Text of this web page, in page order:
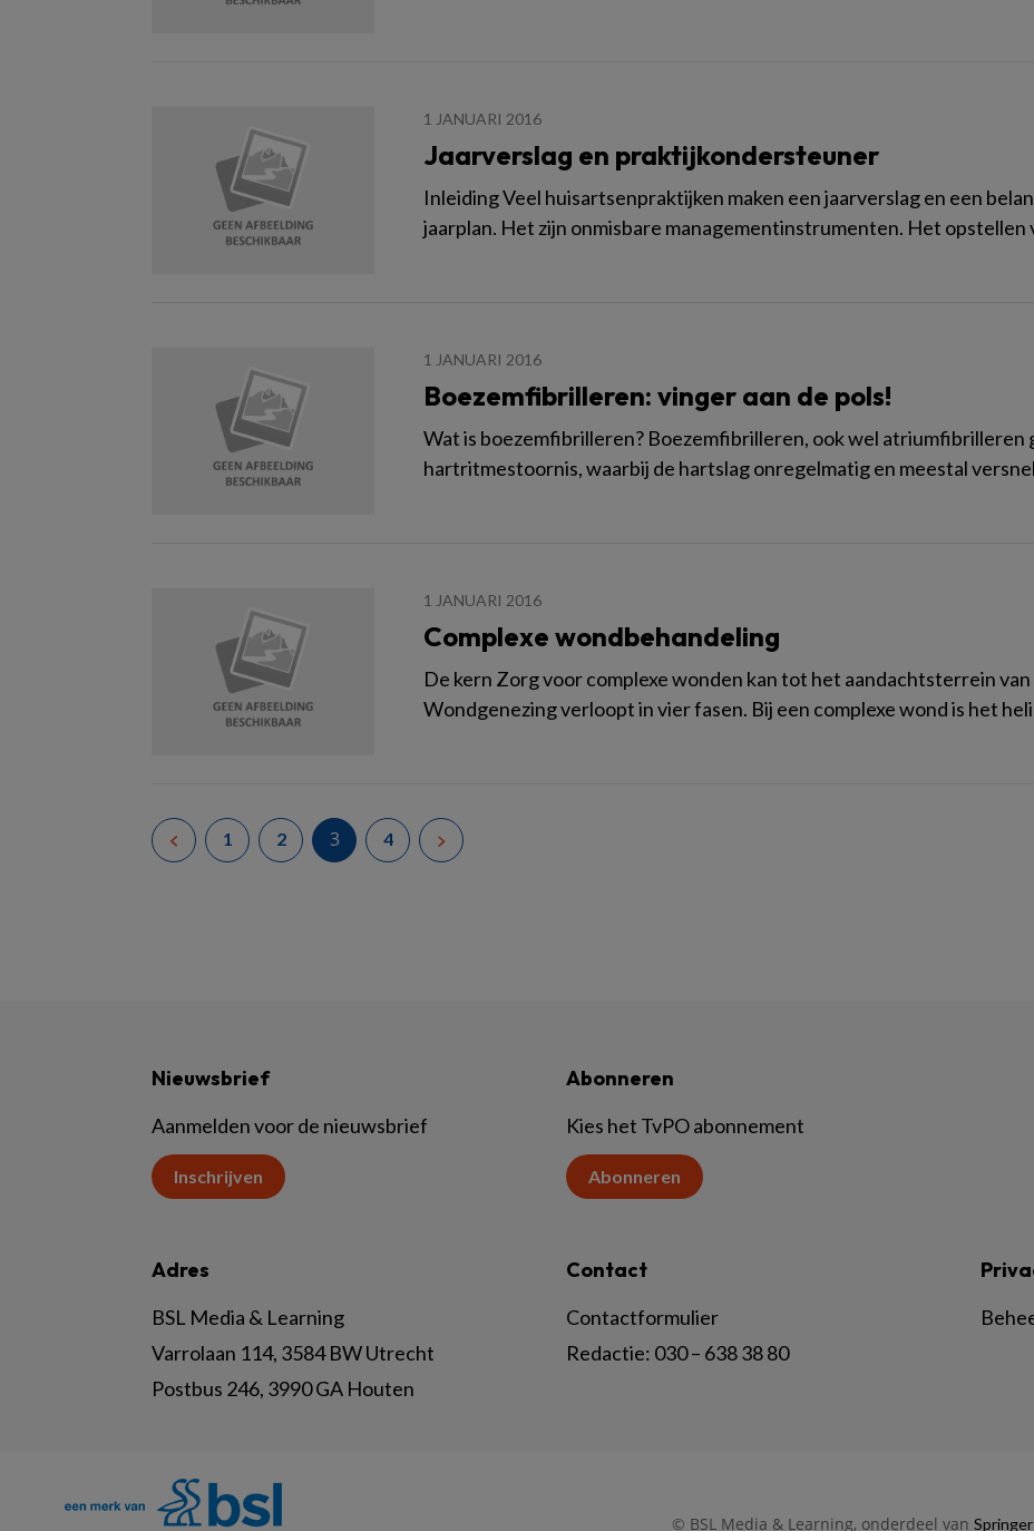
1 JANUARI 2016
Jaarverslag en praktijkondersteuner
Inleiding Veel huisartsenpraktijken maken een jaarverslag en een
jaarplan. Het zijn onmisbare managementinstrumenten. Het opstellen
1 JANUARI 2016
Boezemfibrilleren: vinger aan de pols!
Wat is boezemfibrilleren? Boezemfibrilleren, ook wel atriumfibrilleren
hartritmestoornis, waarbij de hartslag onregelmatig en meestal
1 JANUARI 2016
Complexe wondbehandeling
De kern Zorg voor complexe wonden kan tot het aandachtsterrein
Wondgenezing verloopt in vier fasen. Bij een complexe wond is het
1 2 3 4
Nieuwsbrief
Aanmelden voor de nieuwsbrief
Inschrijven
Abonneren
Kies het TvPO abonnement
Abonneren
Adres
BSL Media & Learning
Varrolaan 114, 3584 BW Utrecht
Postbus 246, 3990 GA Houten
Contact
Contactformulier
Redactie: 030 – 638 38 80
© BSL Media & Learning, onderdeel van